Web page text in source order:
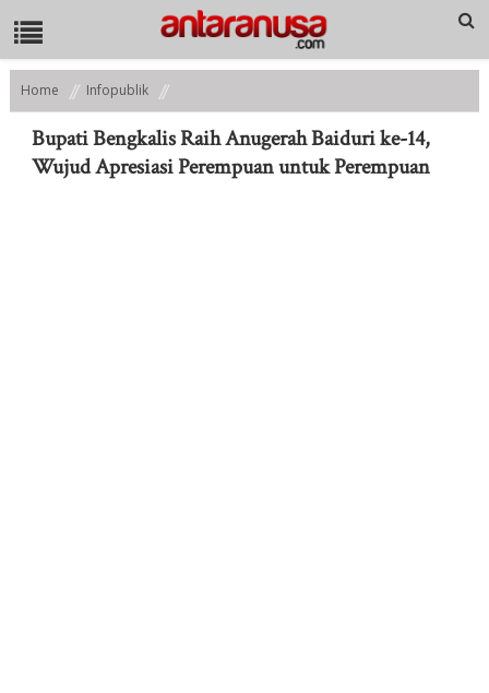
Home
Infopublik
Bupati Bengkalis Raih Anugerah Baiduri ke-14, Wujud Apresiasi
Perempuan untuk Perempuan
Bupati Bengkalis Raih Anugerah Baiduri ke-14,
Wujud Apresiasi Perempuan untuk Perempuan